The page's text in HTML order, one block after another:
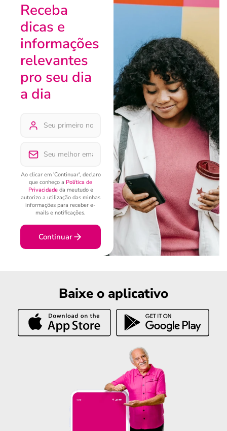
Receba
dicas e
informações
relevantes
pro seu dia
a dia
Ao clicar em 'Continuar', declaro
que conheço a Política de
Privacidadeda meutudo e
autorizo a utilização das minhas
informações para receber e-
mails e notificações.
Continuar
Baixe o aplicativo